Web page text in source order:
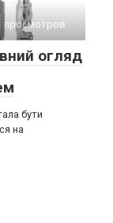
просмотров
огляд
бути
на